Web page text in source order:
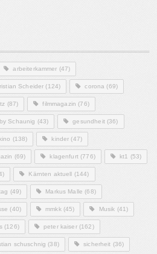
arbeiterkammer (47)
Scheider (124) corona (69)
(87) filmmagazin (76)
Schaunig (43) gesundheit(36)
(138) kinder (47)
(69) klagenfurt(776) kt1 (53)
Kärnten aktuell (144)
(49) Markus Malle (68)
(40) mmkk(45) Musik (41)
(126) peter kaiser(162)
schuschnig (38) sicherheit (36)